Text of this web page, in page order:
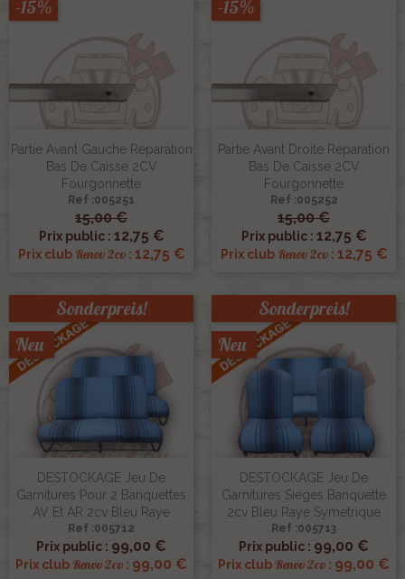
Partie Avant Gauche Réparation
Bas De Caisse 2CV
Fourgonnette
Ref :005251
15,00 €
Prix public : 12,75 €
Prix club Renov 2cv: 12,75 €
-15%
Partie Avant Droite Réparation
Bas De Caisse 2CV
Fourgonnette
Ref :005252
15,00 €
Prix public : 12,75 €
Prix club Renov 2cv: 12,75 €
-15%
DESTOCKAGE Jeu De
Garnitures Pour 2 Banquettes
AV Et AR 2cv Bleu Raye
Ref :005712
Prix public : 99,00 €
Prix club Renov 2cv : 99,00 €
Sonderpreis!
Neu
DESTOCKAGE Jeu De
Garnitures Sieges Banquette
2cv Bleu Raye Symetrique
Ref :005713
Prix public : 99,00 €
Prix club Renov 2cv : 99,00 €
Sonderpreis!
Neu